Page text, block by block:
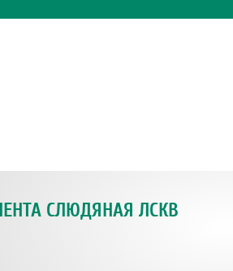
СЛЮДЯНАЯ ЛСКВ